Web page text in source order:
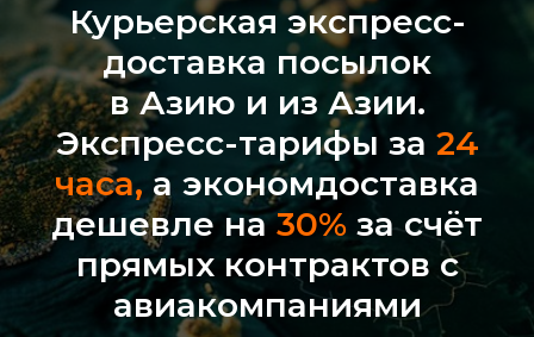
Курьерская экспресс-
доставка посылок
в Азию и из Азии.
Экспресс-тарифы за 24
часа, а экономдоставка
дешевле на30% за счёт
прямых контрактов с
авиакомпаниями